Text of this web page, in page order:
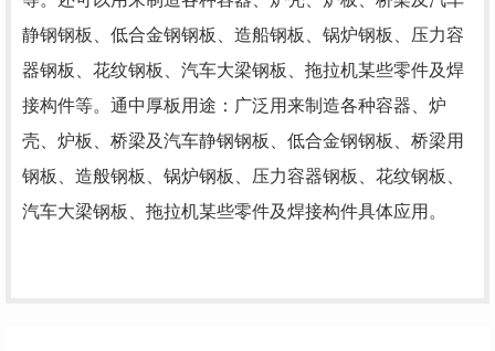
静钢钢板、低合金钢钢板、造船钢板、锅炉钢板、压力容
器钢板、花纹钢板、汽车大梁钢板、拖拉机某些零件及焊
接构件等。通中厚板用途：广泛用来制造各种容器、炉
壳、炉板、桥梁及汽车静钢钢板、低合金钢钢板、桥梁用
钢板、造般钢板、锅炉钢板、压力容器钢板、花纹钢板、
汽车大梁钢板、拖拉机某些零件及焊接构件具体应用。